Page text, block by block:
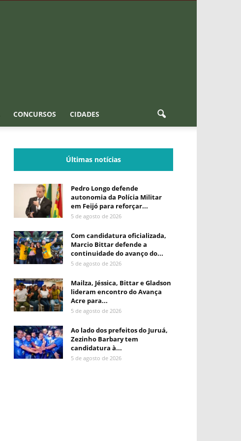
CONCURSOS CIDADES
Últimas notícias
Pedro Longo defende
autonomia da Polícia Militar
em Feijó para reforçar...
5 de agosto de 2026
Com candidatura oficializada,
Marcio Bittar defende a
continuidade do avanço do...
5 de agosto de 2026
Mailza, Jéssica, Bittar e Gladson
lideram encontro do Avança
Acre para...
5 de agosto de 2026
Ao lado dos prefeitos do Juruá,
Zezinho Barbary tem
candidatura à...
5 de agosto de 2026